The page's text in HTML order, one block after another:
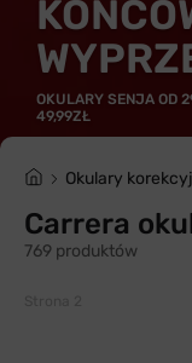
OKULARY SENJA OD
49,99ZŁ
Okulary
Carrera
769 produktów